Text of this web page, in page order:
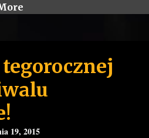
zawartości
19, 2015